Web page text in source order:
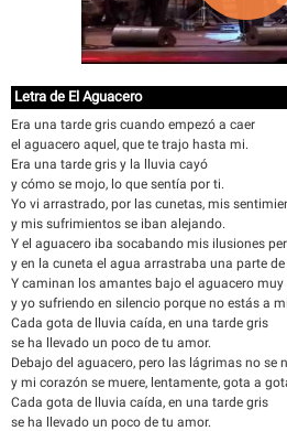
Letra de El Aguacero
Era una tarde gris cuando empezó a caer
el aguacero aquel, que te trajo hasta mi.
Era una tarde gris y la lluvia cayó
y cómo se mojo, lo que sentía por ti.
Yo vi arrastrado, por las cunetas, mis
y mis sufrimientos se iban alejando.
Y el aguacero iba socabando mis ilusiones
y en la cuneta el agua arrastraba una parte
Y caminan los amantes bajo el aguacero
y yo sufriendo en silencio porque no estás a
Cada gota de lluvia caída, en una tarde gris
se ha llevado un poco de tu amor.
Debajo del aguacero, pero las lágrimas no se
y mi corazón se muere, lentamente, gota a
Cada gota de lluvia caída, en una tarde gris
se ha llevado un poco de tu amor.